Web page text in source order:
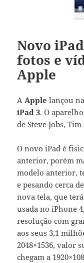
Novo
fotos e
Apple
A Apple lançou
iPad 3. O
de Steve Jobs, Tim
O novo iPad é
anterior, porém
modelo anterior,
e pesando cerca
nova tela, que
usada no iPhone
resolução com
aos seus 3,1
2048×1536, valor
chegam a